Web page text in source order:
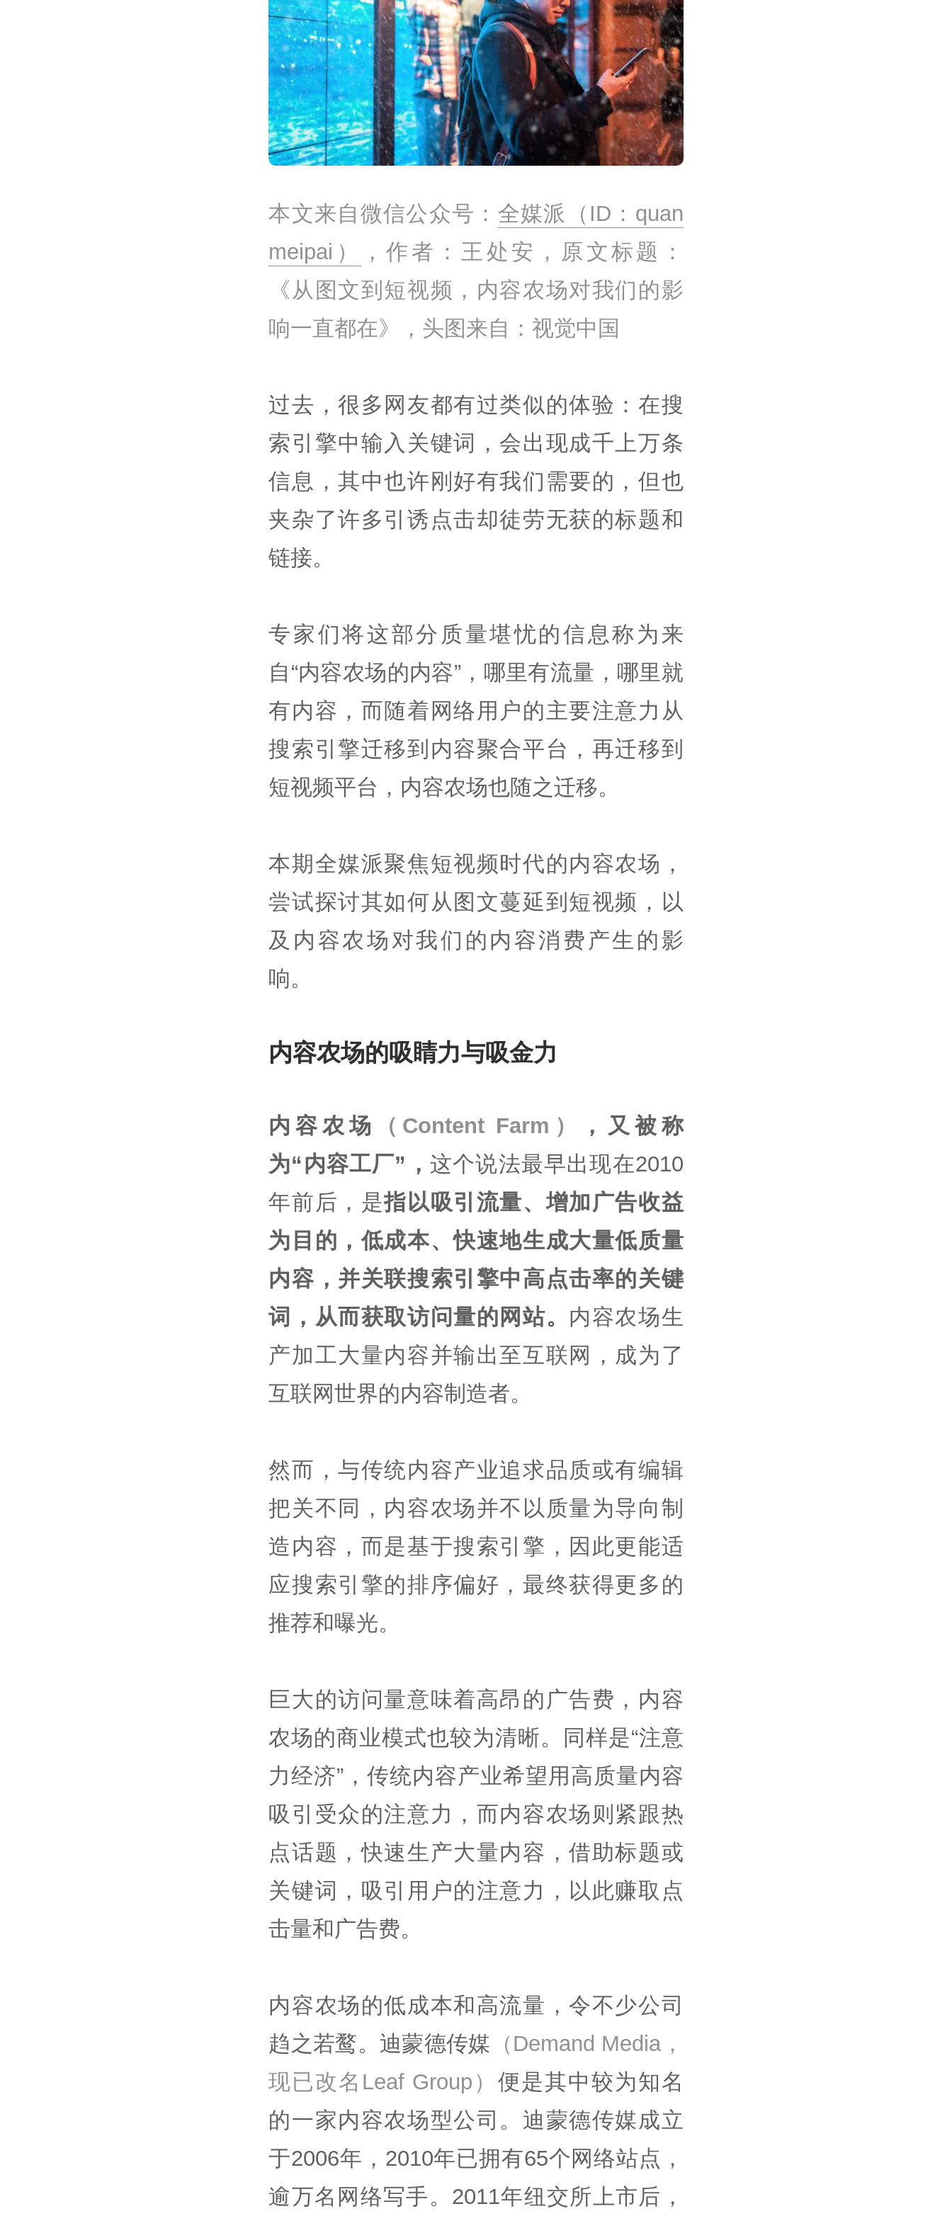
本文来自微信公众号： 全媒派（ID：quan
meipai）
，作者：王处安，原文标题：
《从图文到短视频，内容农场对我们的影
响一直都在》，头图来自：视觉中国
过去，很多网友都有过类似的体验：在搜
索引擎中输入关键词，会出现成千上万条
信息，其中也许刚好有我们需要的，但也
夹杂了许多引诱点击却徒劳无获的标题和
链接。
专家们将这部分质量堪忧的信息称为来
自“内容农场的内容”，哪里有流量，哪里就
有内容，而随着网络用户的主要注意力从
搜索引擎迁移到内容聚合平台，再迁移到
短视频平台，内容农场也随之迁移。
本期全媒派聚焦短视频时代的内容农场，
尝试探讨其如何从图文蔓延到短视频，以
及内容农场对我们的内容消费产生的影
响。
内容农场的吸睛力与吸金力
内容农场 （Content Farm）
，又被称
为“内容工厂”， 这个说法最早出现在2010
年前后，是指以吸引流量、增加广告收益
为目的，低成本、快速地生成大量低质量
内容，并关联搜索引擎中高点击率的关键
词，从而获取访问量的网站。 内容农场生
产加工大量内容并输出至互联网，成为了
互联网世界的内容制造者。
然而，与传统内容产业追求品质或有编辑
把关不同，内容农场并不以质量为导向制
造内容，而是基于搜索引擎，因此更能适
应搜索引擎的排序偏好，最终获得更多的
推荐和曝光。
巨大的访问量意味着高昂的广告费，内容
农场的商业模式也较为清晰。同样是“注意
力经济”，传统内容产业希望用高质量内容
吸引受众的注意力，而内容农场则紧跟热
点话题，快速生产大量内容，借助标题或
关键词，吸引用户的注意力，以此赚取点
击量和广告费。
内容农场的低成本和高流量，令不少公司
趋之若鹜。迪蒙德传媒 （Demand Media，
现已改名Leaf Group） 便是其中较为知名
的一家内容农场型公司。迪蒙德传媒成立
于2006年，2010年已拥有65个网络站点，
逾万名网络写手。2011年纽交所上市后，